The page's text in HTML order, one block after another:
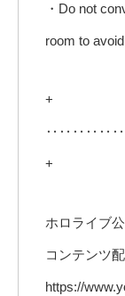
・Do not
room to
+
+
ホロライブ
コンテンツ
https://